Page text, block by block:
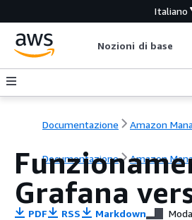
Italiano
Nozioni di base
Documentazione Amazon
Documentazione Amazon
Grafana
PDF RSS Markdown